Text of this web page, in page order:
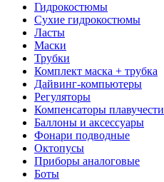
Гидрокостюмы
Сухие гидрокостюмы
Ласты
Маски
Трубки
Комплект маска + трубка
Дайвинг-компьютеры
Регуляторы
Компенсаторы плавучести
Баллоны и аксессуары
Фонари подводные
Октопусы
Приборы аналоговые
Боты